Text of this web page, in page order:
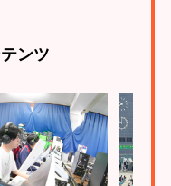
ンツ